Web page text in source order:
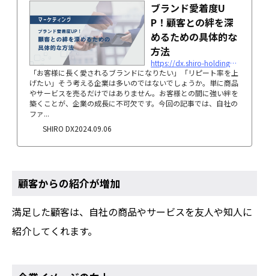
ブランド愛着度U
P！顧客との絆を深
めるための具体的な
方法
https://dx.shiro-holdings.co.jp/p5178
「お客様に長く愛されるブランドになりたい」「リピート率を上
げたい」そう考える企業は多いのではないでしょうか。単に商品
やサービスを売るだけではありません。お客様との間に強い絆を
築くことが、企業の成長に不可欠です。今回の記事では、自社の
ファ...
SHIRO DX2024.09.06
顧客からの紹介が増加
満足した顧客は、自社の商品やサービスを友人や知人に
紹介してくれます。